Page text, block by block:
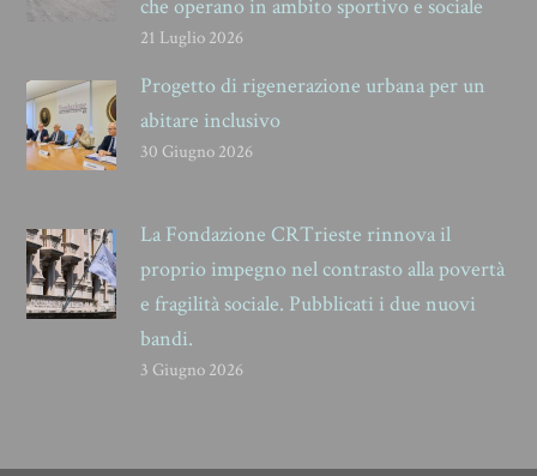
che operano in ambito sportivo e sociale
21 Luglio 2026
Progetto di rigenerazione urbana per un
abitare inclusivo
30 Giugno 2026
La Fondazione CRTrieste rinnova il
proprio impegno nel contrasto alla povertà
e fragilità sociale. Pubblicati i due nuovi
bandi.
3 Giugno 2026